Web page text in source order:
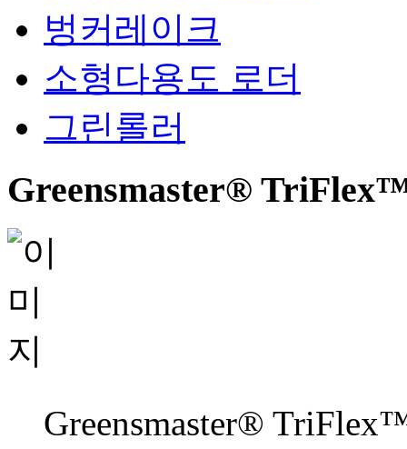
벙커레이크
소형다용도 로더
그린롤러
Greensmaster®
Greensmaster®